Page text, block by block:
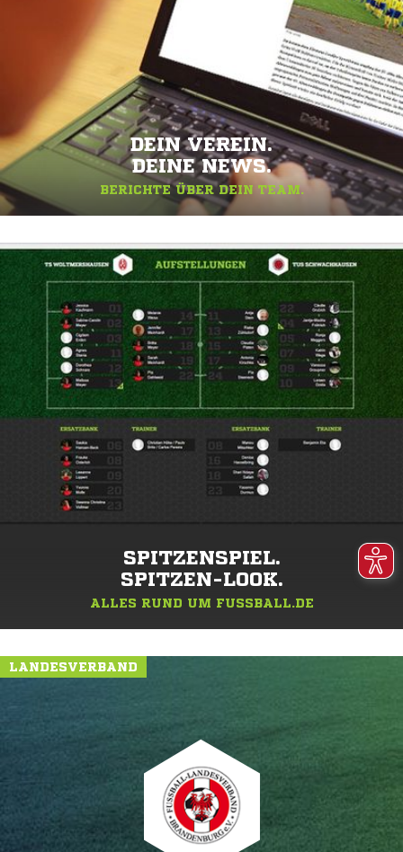
DEIN VEREIN.
DEINE NEWS.
BERICHTE ÜBER DEIN TEAM.
SPITZENSPIEL.
SPITZEN-LOOK.
ALLES RUND UM FUSSBALL.DE
LANDESVERBAND